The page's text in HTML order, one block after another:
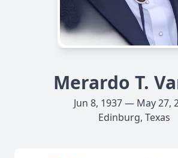
Merardo T.
Jun 8, 1937 — May 27,
Edinburg, Texas